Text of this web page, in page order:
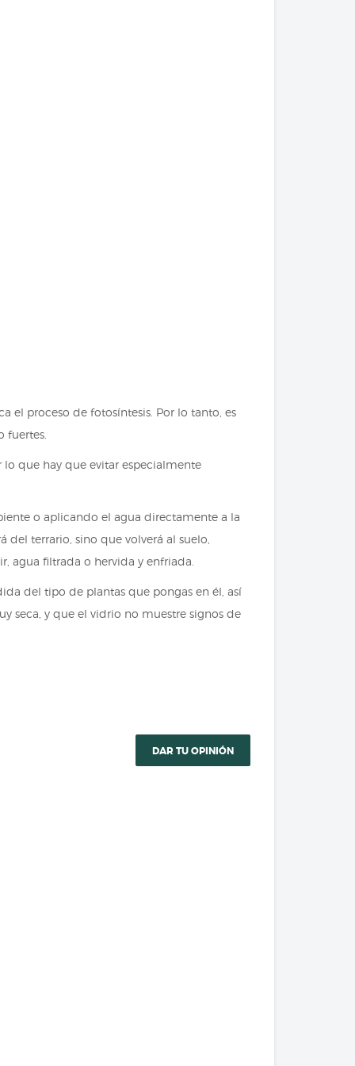
el proceso de fotosíntesis. Por lo tanto, es
fuertes.
lo que hay que evitar especialmente
o aplicando el agua directamente a la
terrario, sino que volverá al suelo,
agua filtrada o hervida y enfriada.
del tipo de plantas que pongas en él, así
seca, y que el vidrio no muestre signos de
DAR TU OPINIÓN